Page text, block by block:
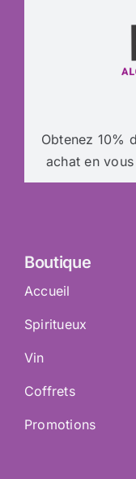
Obtenez 10%
achat en
Boutique
Accueil
Spiritueux
Vin
Coffrets
Promotions